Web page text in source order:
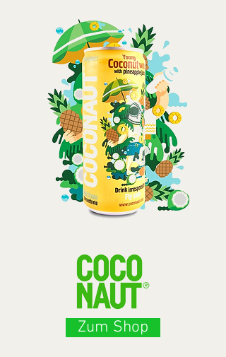
Zum Shop